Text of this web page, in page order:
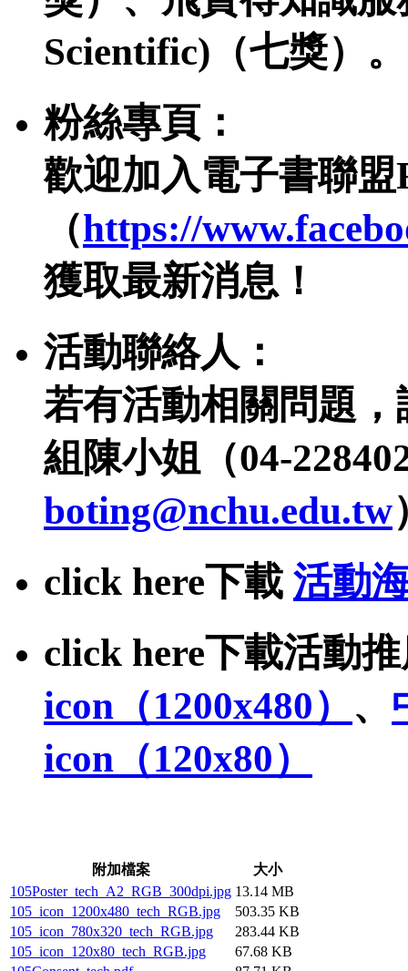
Scientific)（七獎）。
粉絲專頁：
歡迎加入電子書聯盟
（https://
獲取最新消息！
活動聯絡人：
若有活動相關問題
組陳小姐（04-
boting@nchu.edu.tw
click here下載 活動
click here下載活動
icon（1200x480） 、
icon（120x80）
附加檔案
大小
105Poster_tech_A2_RGB_300dpi.jpg 13.14 MB
105_icon_1200x480_tech_RGB.jpg
503.35 KB
105_icon_780x320_tech_RGB.jpg
283.44 KB
105_icon_120x80_tech_RGB.jpg
67.68 KB